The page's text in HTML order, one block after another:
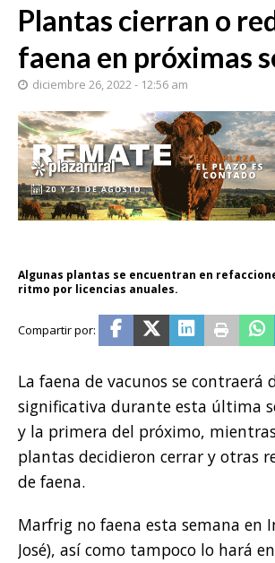
Plantas cierran o
faena en próximas
diciembre 26, 2022 - 12:56 am
Algunas plantas se encuentran en
ritmo por licencias anuales.
La faena de vacunos se contraerá
significativa durante esta última
y la primera del próximo,
plantas decidieron cerrar y otras
de faena.
Marfrig no faena esta semana en
José), así como tampoco lo hará